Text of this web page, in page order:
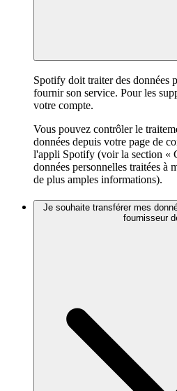
Spotify doit traiter des données
fournir son service. Pour les
votre compte.
Vous pouvez contrôler le
données depuis votre page de
l'appli Spotify (voir la section «
données personnelles traitées à
de plus amples informations).
Je souhaite transférer mes
fournisseur